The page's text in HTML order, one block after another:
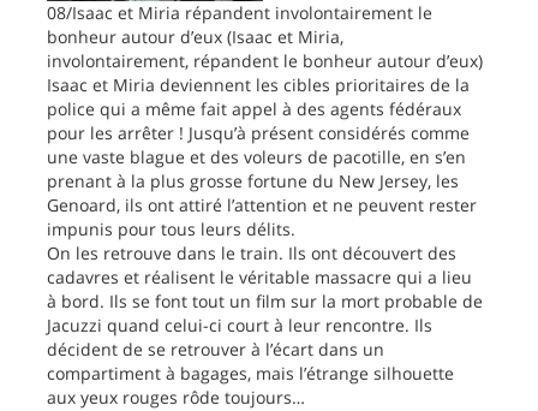
08/Isaac et Miria répandent involontairement le
bonheur autour d’eux (Isaac et Miria,
involontairement, répandent le bonheur autour d’eux)
Isaac et Miria deviennent les cibles prioritaires de la
police qui a même fait appel à des agents fédéraux
pour les arrêter ! Jusqu’à présent considérés comme
une vaste blague et des voleurs de pacotille, en s’en
prenant à la plus grosse fortune du New Jersey, les
Genoard, ils ont attiré l’attention et ne peuvent rester
impunis pour tous leurs délits.
On les retrouve dans le train. Ils ont découvert des
cadavres et réalisent le véritable massacre qui a lieu
à bord. Ils se font tout un film sur la mort probable de
Jacuzzi quand celui-ci court à leur rencontre. Ils
décident de se retrouver à l’écart dans un
compartiment à bagages, mais l’étrange silhouette
aux yeux rouges rôde toujours…